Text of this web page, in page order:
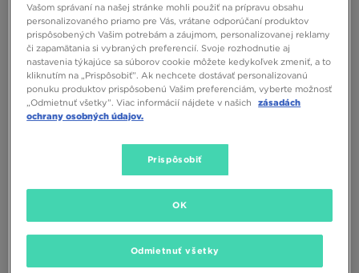
NIKE REAX 8 TR
95,00 €
NIKE REAX 8 TR
Vašom správaní na našej stránke mohli použiť na prípravu obsahu
personalizovaného priamo pre Vás, vrátane odporúčaní produktov
prispôsobených Vašim potrebám a záujmom, personalizovanej reklamy
či zapamätania si vybraných preferencií. Svoje rozhodnutie aj
nastavenia týkajúce sa súborov cookie môžete kedykoľvek zmeniť, a to
kliknutím na „Prispôsobiť”. Ak nechcete dostávať personalizovanú
ponuku produktov prispôsobenú Vašim preferenciám, vyberte možnosť
„Odmietnuť všetky”. Viac informácií nájdete v našich
zásadách
ochrany osobných údajov.
Prispôsobiť
Odmietnuť všetky
OK